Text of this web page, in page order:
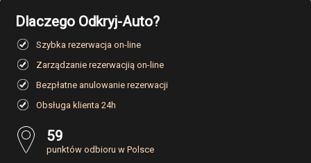
Dlaczego Odkryj-Auto?
Szybka rezerwacja on-line
Zarządzanie rezerwacjią on-line
Bezpłatne anulowanie rezerwacji
Obsługa klienta 24h
59
punktów odbioru w Polsce